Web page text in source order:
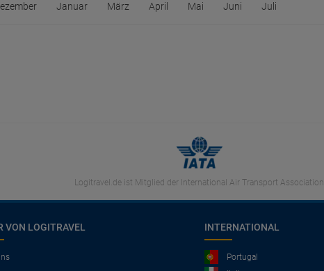
Januar März April Mai Juni Juli
Logitravel.de ist Mitglied der International Air Transport Association
VON LOGITRAVEL INTERNATIONAL
Portugal